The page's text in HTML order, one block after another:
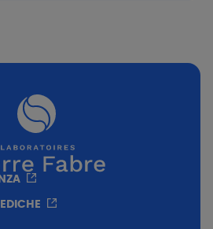
Texture
e senza profumo
pH fisiologico=4.6